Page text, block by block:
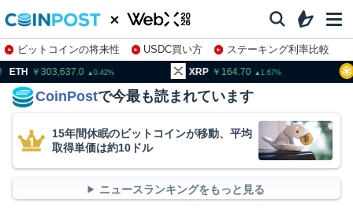
ビットコインの将来性 USDC買い方
ステーキング利率比較
株特集・関連銘柄
0.42 164.70 1.67
CoinPostで今最も読まれています
15年間休眠のビットコインが移動、平均
取得単価は約10ドル
ニュースランキングをもっと見る